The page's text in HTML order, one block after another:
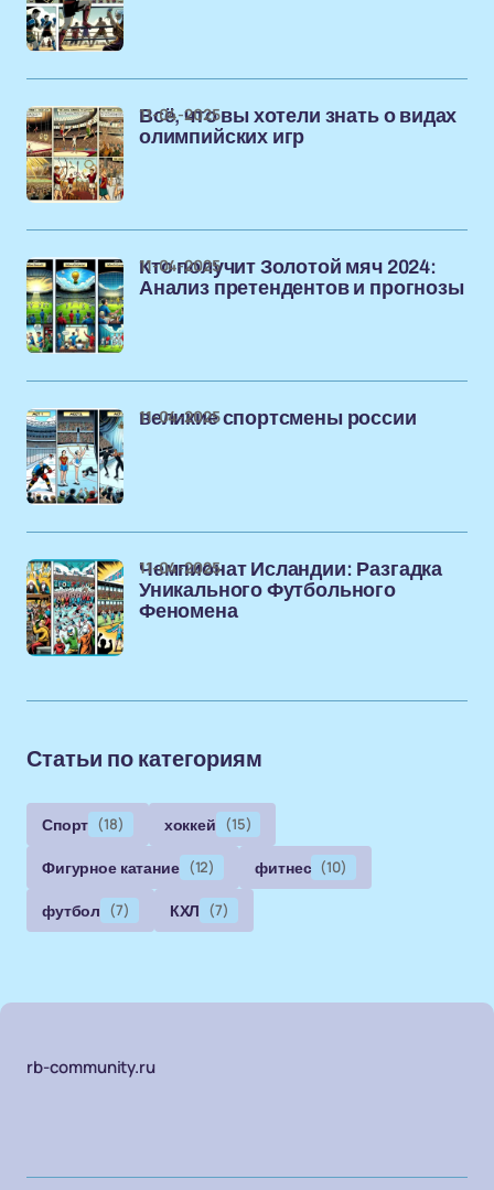
Всё, что вы хотели знать о видах
олимпийских игр
11-04-2025
Кто получит Золотой мяч 2024:
Анализ претендентов и прогнозы
11-04-2025
великие спортсмены россии
11-04-2025
Чемпионат Исландии: Разгадка
Уникального Футбольного
Феномена
11-04-2025
Статьи по категориям
Спорт (18) хоккей (15)
Фигурное катание (12) фитнес (10)
футбол (7) КХЛ (7)
rb-community.ru